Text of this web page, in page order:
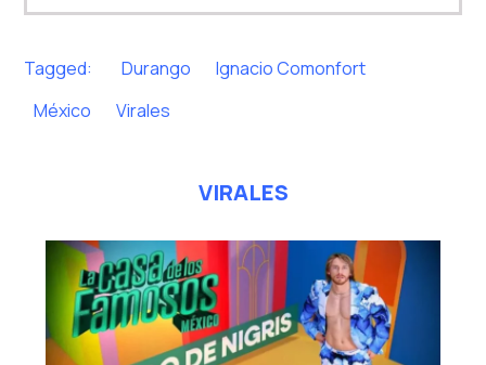
Tagged: Durango
Ignacio Comonfort
México
Virales
VIRALES